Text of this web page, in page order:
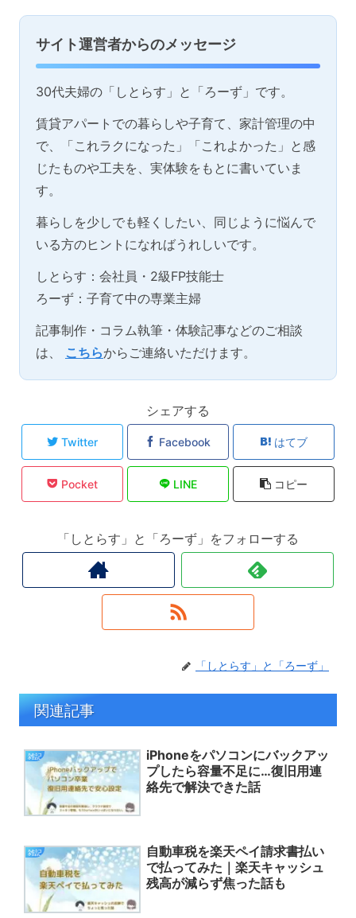
サイト運営者からのメッセージ
30代夫婦の「しとらす」と「ろーず」です。
賃貸アパートでの暮らしや子育て、家計管理の中
で、「これラクになった」「これよかった」と感
じたものや工夫を、実体験をもとに書いていま
す。
暮らしを少しでも軽くしたい、同じように悩んで
いる方のヒントになればうれしいです。
しとらす：会社員・2級FP技能士
ろーず：子育て中の専業主婦
記事制作・コラム執筆・体験記事などのご相談
は、 こちらからご連絡いただけます。
シェアする
Twitter Facebook はてブ
Pocket LINE コピー
「しとらす」と「ろーず」をフォローする
「しとらす」と「ろーず」
関連記事
雑記
iPhoneをパソコンにバックアッ
プしたら容量不足に…復旧用連
絡先で解決できた話
雑記
自動車税を楽天ペイ請求書払い
で払ってみた｜楽天キャッシュ
残高が減らず焦った話も